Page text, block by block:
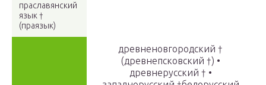
праславянский
язык †
(праязык)
древненовгородский †
(древнепсковский †) •
древнерусский † •